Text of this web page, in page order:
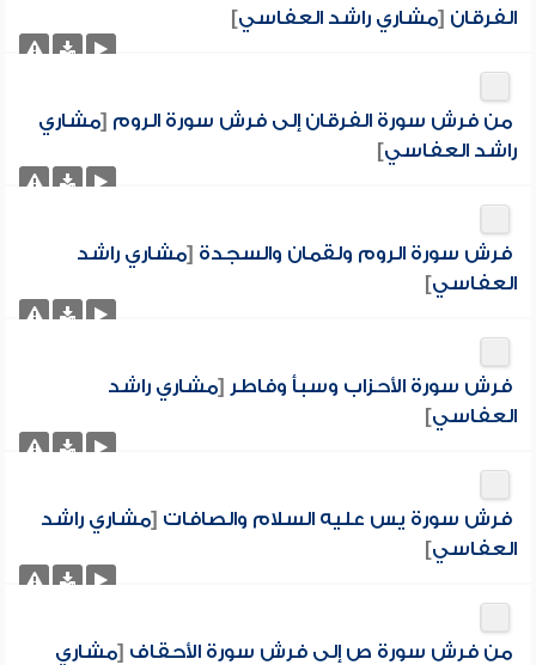
الفرقان [مشاري راشد العفاسي]
من فرش سورة الفرقان إلى فرش سورة الروم [مشاري
راشد العفاسي]
فرش سورة الروم ولقمان والسجدة [مشاري راشد
العفاسي]
فرش سورة الأحزاب وسبأ وفاطر [مشاري راشد
العفاسي]
فرش سورة يس عليه السلام والصافات [مشاري راشد
العفاسي]
من فرش سورة ص إلى فرش سورة الأحقاف [مشاري